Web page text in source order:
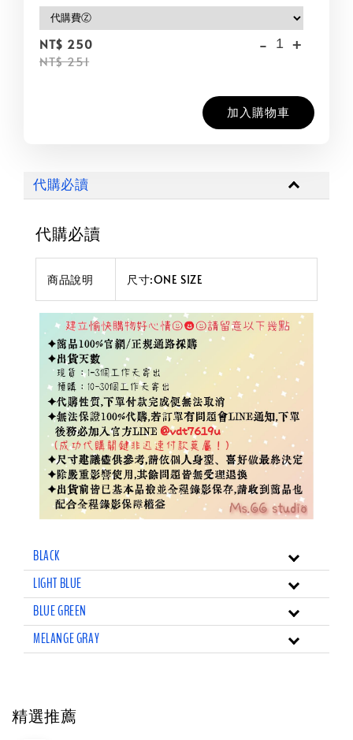
NT$ 250
NT$ 251
- +
加入購物車
代購必讀
代購必讀
商品說明 尺寸:ONE SIZE
BLACK
LIGHT BLUE
BLUE GREEN
MELANGE GRAY
精選推薦